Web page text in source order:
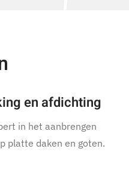
en afdichting
in het aanbrengen
platte daken en goten.